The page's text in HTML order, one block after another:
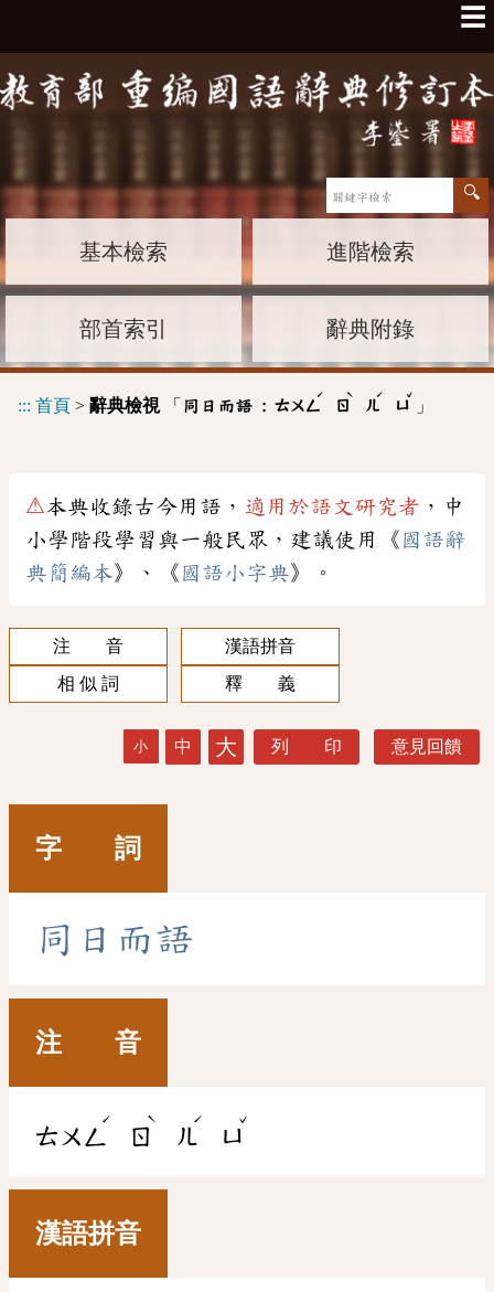
☰
基本檢索 進階檢索
部首索引 辭典附錄
::: 首頁 > 辭典檢視「 同日而語 : ㄊㄨㄥ
ˊ
ㄖ
ˋ
ㄦ
ˊ
ㄩ
ˇ
」
⚠本典收錄古今用語， 適用於語文研究者 ，中
小學階段學習與一般民眾，建議使用《 國語辭
典簡編本》、《 國語小字典》。
注 音
漢語拼音
相 似 詞
釋 義
小 中 大 列 印 意見回饋
字 詞
同 日 而語
注 音
ㄊㄨㄥ
ˊ
ㄖ
ˋ
ㄦ
ˊ
ㄩ
ˇ
漢語拼音